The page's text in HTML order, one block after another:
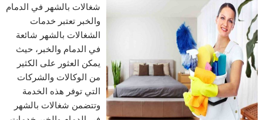
شغالات بالشهر في الدمام
والخبر تعتبر خدمات
الشغالات بالشهر شائعة
في الدمام والخبر، حيث
يمكن العثور على الكثير
من الوكالات والشركات
التي توفر هذه الخدمة
وتتضمن شغالات بالشهر